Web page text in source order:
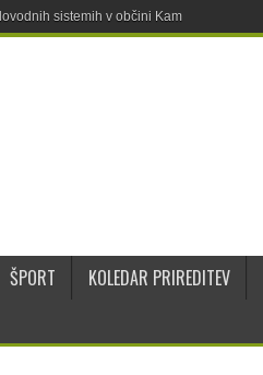
sistemih v občini Kamnik
ŠPORT KOLEDAR PRIREDITEV